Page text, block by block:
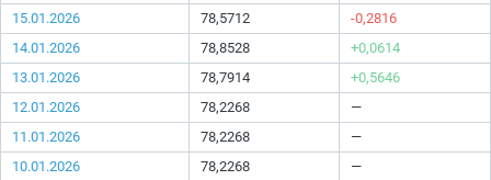
15.01.2026
78,5712
-0,2816
14.01.2026
78,8528
+0,0614
13.01.2026
78,7914
+0,5646
12.01.2026
78,2268
—
11.01.2026
78,2268
—
10.01.2026
78,2268
—